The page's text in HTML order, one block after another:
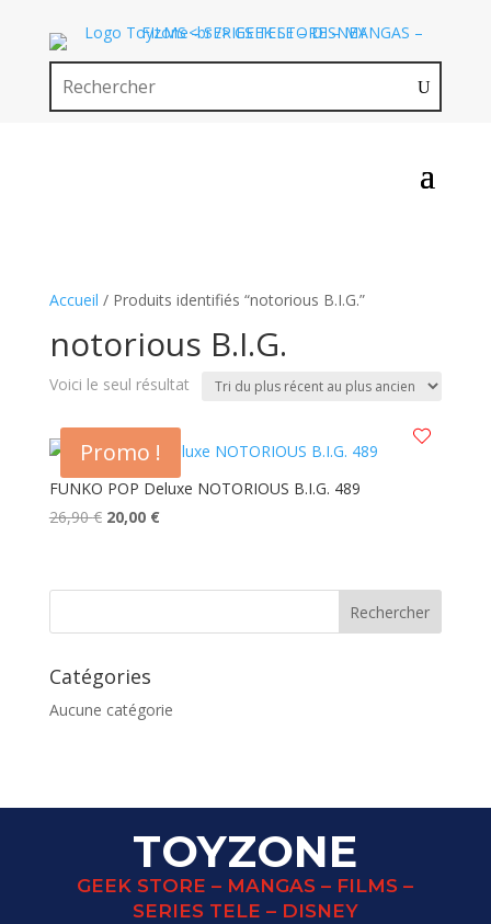
Accueil / Produits identifiés “notorious B.I.G.”
notorious B.I.G.
Voici le seul résultat
Promo !
FUNKO POP Deluxe NOTORIOUS B.I.G. 489
26,90€ Le
était :
20,00 €Le
est :
Catégories
Aucune catégorie
TOYZONE
GEEK STORE – MANGAS – FILMS –
SERIES TELE – DISNEY